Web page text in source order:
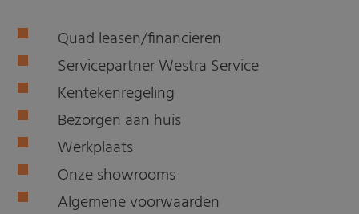
Quad leasen/financieren
Servicepartner Westra Service
Kentekenregeling
Bezorgen aan huis
Werkplaats
Onze showrooms
Algemene voorwaarden